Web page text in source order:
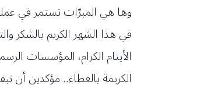
وها هي المبرّات تستمر في
في هذا الشهر الكريم بالشكر
الأيتام الكرام، المؤسسات
الكريمة بالعطاء.. مؤكدين أن